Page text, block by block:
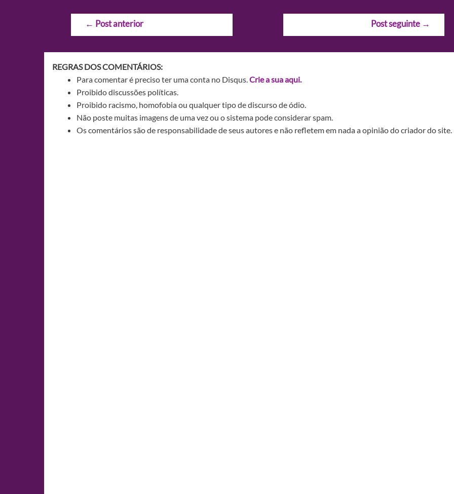
Navegação
← Post anterior Post seguinte →
REGRAS DOS COMENTÁRIOS:
Para comentar é preciso ter uma conta no Disqus.Crie a sua aqui.
Proibido discussões políticas.
Proibido racismo, homofobia ou qualquer tipo de discurso de ódio.
Não poste muitas imagens de uma vez ou o sistema pode considerar spam.
Os comentários são de responsabilidade de seus autores e não refletem em nada a opinião do criador do site.